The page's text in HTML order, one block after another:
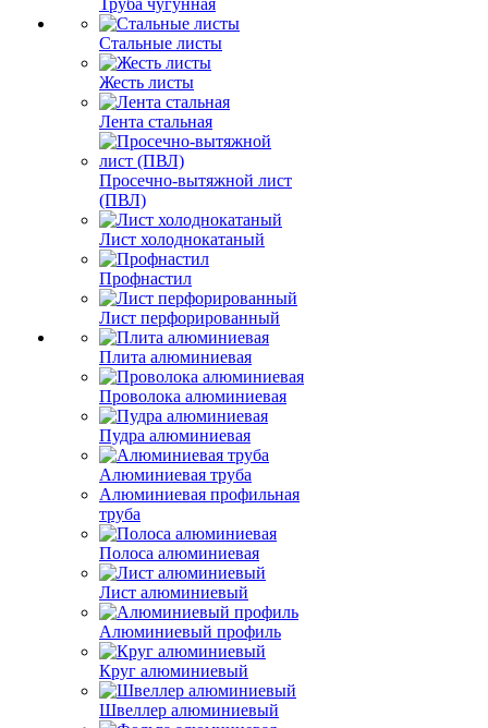
Труба чугунная
Стальные листы
Жесть листы
Лента стальная
Просечно-вытяжной лист
(ПВЛ)
Лист холоднокатаный
Профнастил
Лист перфорированный
Плита алюминиевая
Проволока алюминиевая
Пудра алюминиевая
Алюминиевая труба
Алюминиевая профильная
труба
Полоса алюминиевая
Лист алюминиевый
Алюминиевый профиль
Круг алюминиевый
Швеллер алюминиевый